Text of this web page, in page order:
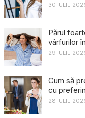
30 IULIE
Părul
vârfurilor
29 IULIE
Cum să
cu
28 IULIE